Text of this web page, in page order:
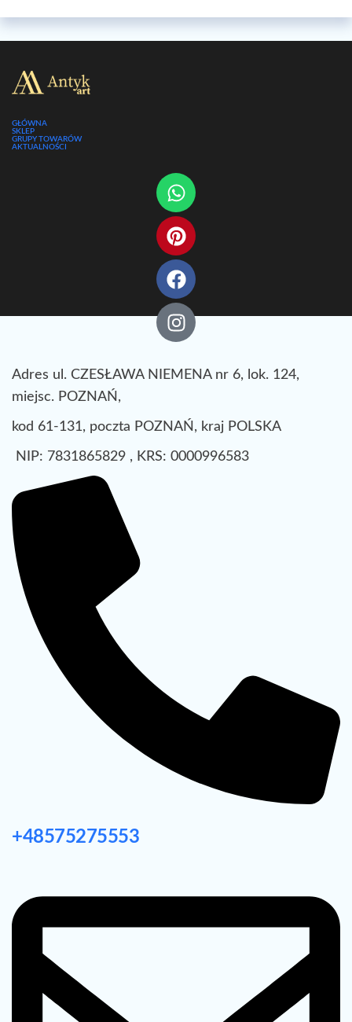
GŁÓWNA
SKLEP
GRUPY TOWARÓW
AKTUALNOŚCI
Adres ul. CZESŁAWA NIEMENA nr 6, lok. 124,
miejsc. POZNAŃ,
kod 61-131, poczta POZNAŃ, kraj POLSKA
NIP: 7831865829 , KRS: 0000996583
+48575275553